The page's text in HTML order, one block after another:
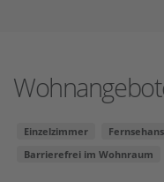
Einzelzimmer
Barrierefrei im Wohnraum